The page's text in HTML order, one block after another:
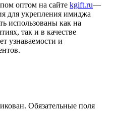
оптом на сайте kgift.ru—
для укрепления имиджа
использованы как на
так и в качестве
узнаваемости и
Обязательные поля